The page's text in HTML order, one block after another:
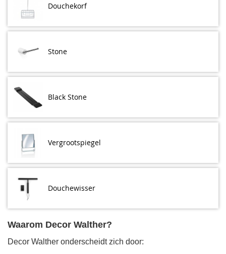
Douchekorf
Stone
Black Stone
Vergrootspiegel
Douchewisser
Waarom Decor Walther?
Decor Walther onderscheidt zich door: